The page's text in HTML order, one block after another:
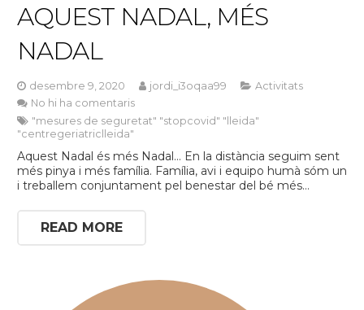
AQUEST NADAL, MÉS
NADAL
desembre 9, 2020 jordi_i3oqaa99
Activitats
No hi ha comentaris
"mesures de seguretat" "stopcovid" "lleida"
"centregeriatriclleida"
Aquest Nadal és més Nadal… En la distància seguim sent
més pinya i més família. Família, avi i equipo humà sóm un
i treballem conjuntament pel benestar del bé més…
READ MORE